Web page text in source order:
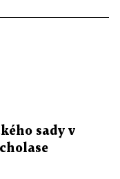
sady v